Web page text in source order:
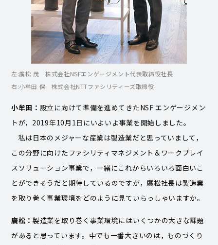
左:廣松 茂 株式会社NSFエンゲージメント代表取締役社長
右:小牟田 保 株式会社NTTファシリティーズ取締役
小牟田： 設立に向けて準備を進めてきたNSF エンゲージメン
トが，2019年10月1日にいよいよ事業を開始しました。
私は日本のメジャーな産業は製造業だと思っていまして，
この分野に向けたファシリティマネジメント＆ワークプレイ
スソリューション事業で，一緒にこれからいろいろ面白いこ
とができそうだと期待しているのですが，廣松社長は製造業
を取り巻く事業環境をどのように見ていらっしゃいますか。
廣松：製造業を取り巻く事業環境にはいくつかの大きな課題
があると思っています。中でも一番大きいのは，ものづくり